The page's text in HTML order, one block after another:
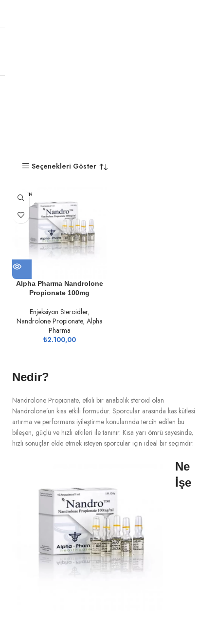
Seçenekleri Göster
TÜKEN
DI
Alpha Pharma Nandrolone
Propionate 100mg
Enjeksiyon Steroidler,
Nandrolone Propionate, Alpha
Pharma
₺2.100,00
Nedir?
Nandrolone Propionate, etkili bir anabolik steroid olan
Nandrolone’un kısa etkili formudur. Sporcular arasında kas kütlesi
artırma ve performans iyileştirme konularında tercih edilen bu
bileşen, güçlü ve hızlı etkileri ile tanınır. Kısa yarı ömrü sayesinde,
hızlı sonuçlar elde etmek isteyen sporcular için ideal bir seçimdir.
Ne
İşe